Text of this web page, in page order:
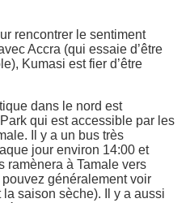
rencontrer le sentiment
Accra (qui essaie d’être
Kumasi est fier d’être
dans le nord est
qui est accessible par les
Il y a un bus très
jour environ 14:00 et
ramènera à Tamale vers
généralement voir
saison sèche). Il y a aussi